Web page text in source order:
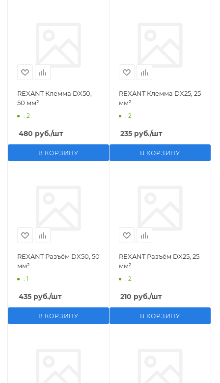
REXANT Клемма DX50,
50 мм²
: 2
480 руб./шт
В КОРЗИНУ
REXANT Клемма DX25, 25
мм²
: 2
235 руб./шт
В КОРЗИНУ
REXANT Разъём DX50, 50
мм²
: 1
435 руб./шт
В КОРЗИНУ
REXANT Разъём DX25, 25
мм²
: 2
210 руб./шт
В КОРЗИНУ